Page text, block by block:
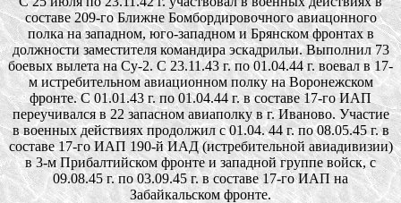
составе 209-го Ближне Бомбордировочного авиацонного
полка на западном, юго-западном и Брянском фронтах в
должности заместителя командира эскадрильи. Выполнил 73
боевых вылета на Су-2. С 23.11.43 г. по 01.04.44 г. воевал в 17-
м истребительном авиационном полку на Воронежском
фронте. С 01.01.43 г. по 01.04.44 г. в составе 17-го ИАП
переучивался в 22 запасном авиаполку в г. Иваново. Участие
в военных действиях продолжил с 01.04. 44 г. по 08.05.45 г. в
составе 17-го ИАП 190-й ИАД (истребительной авиадивизии)
в 3-м Прибалтийском фронте и западной группе войск, с
09.08.45 г. по 03.09.45 г. в составе 17-го ИАП на
Забайкальском фронте.